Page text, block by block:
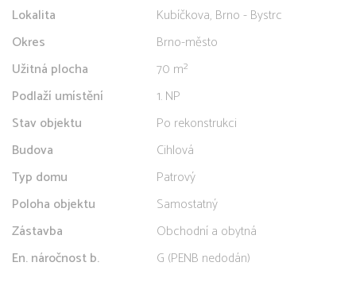
Lokalita
Kubíčkova, Brno - Bystrc
Okres
Brno-město
Užitná plocha
70 m²
Podlaží umístění
1. NP
Stav objektu
Po rekonstrukci
Budova
Cihlová
Typ domu
Patrový
Poloha objektu
Samostatný
Zástavba
Obchodní a obytná
En. náročnost b.
G (PENB nedodán)